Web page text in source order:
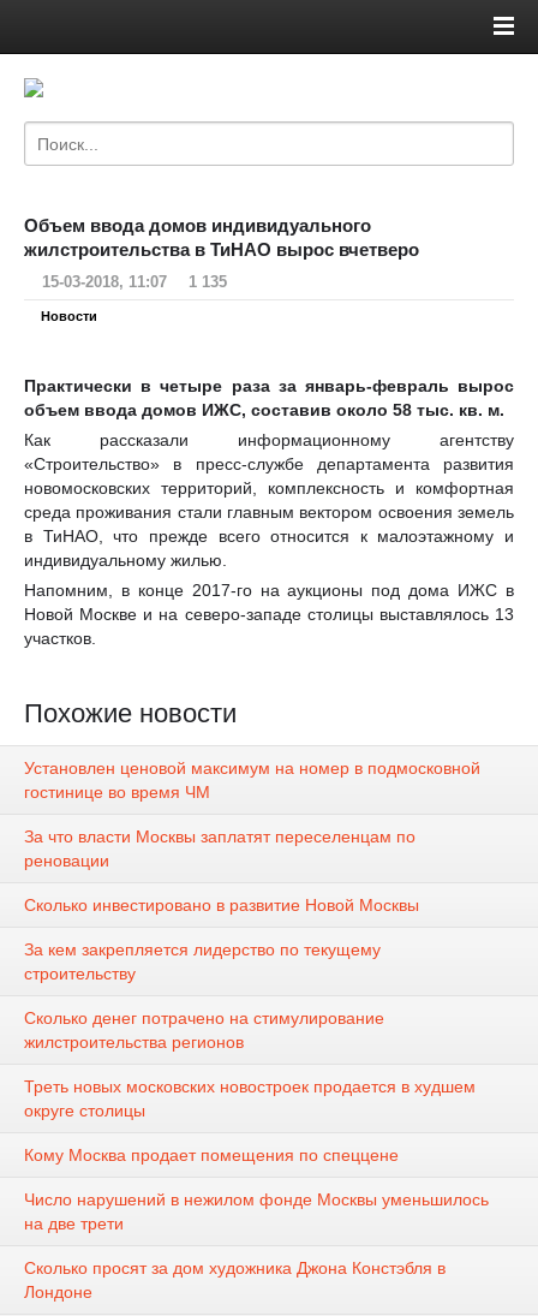
Объем ввода домов индивидуального
жилстроительства в ТиНАО вырос вчетверо
15-03-2018, 11:07 1 135
Новости
Практически в четыре раза за январь-февраль вырос
объем ввода домов ИЖС, составив около 58 тыс. кв. м.
Как рассказали информационному агентству
«Строительство» в пресс-службе департамента развития
новомосковских территорий, комплексность и комфортная
среда проживания стали главным вектором освоения земель
в ТиНАО, что прежде всего относится к малоэтажному и
индивидуальному жилью.
Напомним, в конце 2017-го на аукционы под дома ИЖС в
Новой Москве и на северо-западе столицы выставлялось 13
участков.
Похожие новости
Установлен ценовой максимум на номер в подмосковной
гостинице во время ЧМ
За что власти Москвы заплатят переселенцам по
реновации
Сколько инвестировано в развитие Новой Москвы
За кем закрепляется лидерство по текущему
строительству
Сколько денег потрачено на стимулирование
жилстроительства регионов
Треть новых московских новостроек продается в худшем
округе столицы
Кому Москва продает помещения по спеццене
Число нарушений в нежилом фонде Москвы уменьшилось
на две трети
Сколько просят за дом художника Джона Констэбля в
Лондоне